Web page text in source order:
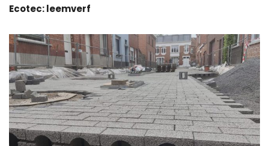
Ecotec: leemverf